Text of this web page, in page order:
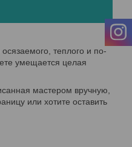
теплого и по-
умещается целая
мастером вручную,
или хотите оставить